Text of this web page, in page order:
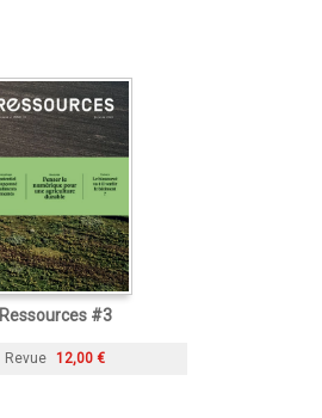
Ressources #3
Revue 12,00 €